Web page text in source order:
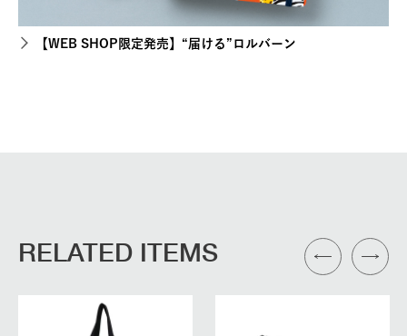
【WEB SHOP限定発売】“届ける”ロルバーン
RELATED ITEMS